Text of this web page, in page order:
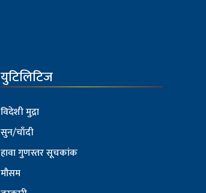
युटिलिटिज
विदेशी मुद्रा
सुन/चाँदी
हावा गुणस्तर सूचकांक
मौसम